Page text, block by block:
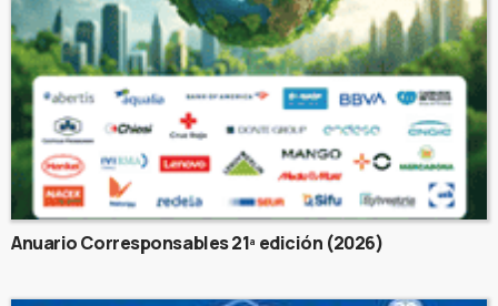
Anuario Corresponsables 21ª edición (2026)